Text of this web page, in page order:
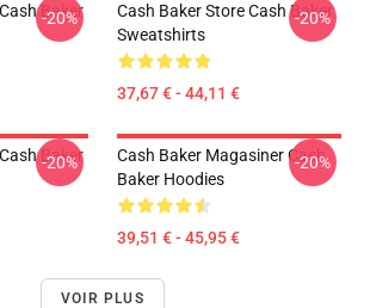
Baker
-20%
Cash Baker Store Cash Baker
Sweatshirts
37,67 € - 44,11 €
-20%
Baker
-20%
Cash Baker Magasiner Cash
Baker Hoodies
39,51 € - 45,95 €
-20%
VOIR PLUS